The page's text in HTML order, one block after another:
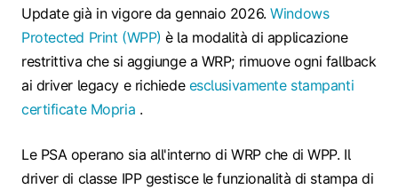
Update già in vigore da gennaio 2026.Windows
Protected Print (WPP) è la modalità di applicazione
restrittiva che si aggiunge a WRP; rimuove ogni fallback
ai driver legacy e richiede esclusivamente stampanti
certificate Mopria .
Le PSA operano sia all'interno di WRP che di WPP. Il
driver di classe IPP gestisce le funzionalità di stampa di